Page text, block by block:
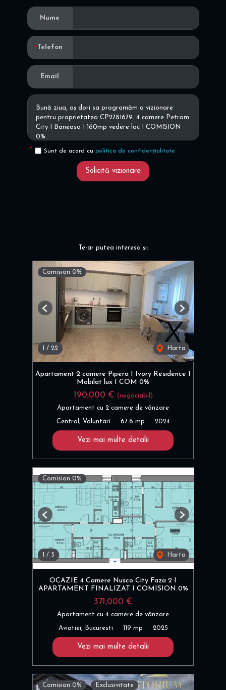
Nume
Telefon
Email
Sunt de acord cu politica de confidențialitate
Solicită vizionare
Te-ar putea interesa și:
Comision 0%
/ 22 Harta
Previous Next
Apartament 2 camere Pipera I Ivory Residence I
Mobilat lux I COM 0%
190,000 € (negociabil)
Apartament cu 2 camere de vânzare
Central, Voluntari 67.6 mp 2024
Vezi mai multe detalii
Comision 0%
/ 5 Harta
Previous Next
OCAZIE 4 Camere Nusco City Faza 2 I
APARTAMENT FINALIZAT I COMISION 0%
371,000 €
Apartament cu 4 camere de vânzare
Aviatiei, Bucuresti 119 mp 2025
Vezi mai multe detalii
Comision 0% Exclusivitate